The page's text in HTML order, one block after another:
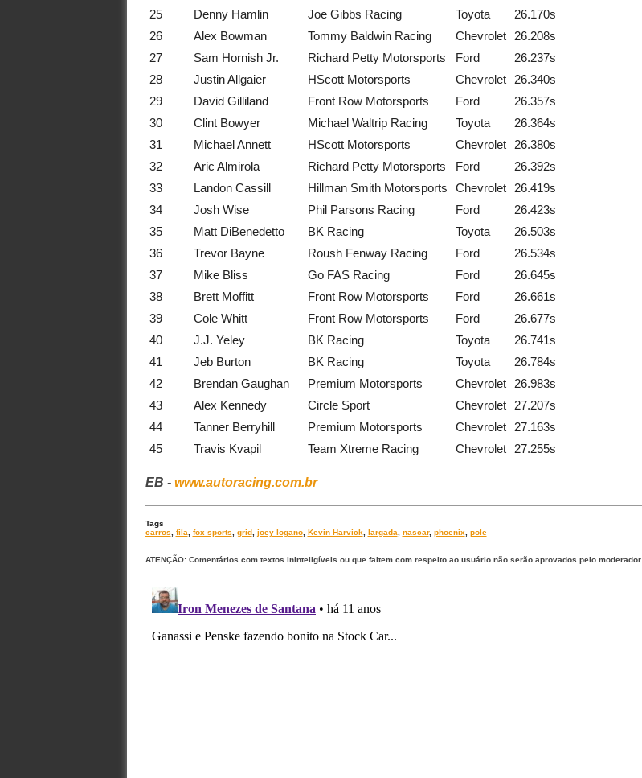
25
Denny Hamlin Joe Gibbs Racing Toyota
26.170s
26
Alex Bowman Tommy Baldwin Racing Chevrolet
26.208s
27
Sam Hornish Jr. Richard Petty Motorsports Ford
26.237s
28
Justin Allgaier HScott Motorsports Chevrolet
26.340s
29
David Gilliland Front Row Motorsports Ford
26.357s
30
Clint Bowyer Michael Waltrip Racing Toyota
26.364s
31
Michael Annett HScott Motorsports Chevrolet
26.380s
32
Aric Almirola Richard Petty Motorsports Ford
26.392s
33
Landon Cassill Hillman Smith Motorsports Chevrolet
26.419s
34
Josh Wise Phil Parsons Racing Ford
26.423s
35
Matt DiBenedetto BK Racing Toyota
26.503s
36
Trevor Bayne Roush Fenway Racing Ford
26.534s
37
Mike Bliss Go FAS Racing Ford
26.645s
38
Brett Moffitt Front Row Motorsports Ford
26.661s
39
Cole Whitt Front Row Motorsports Ford
26.677s
40
J.J. Yeley BK Racing Toyota
26.741s
41
Jeb Burton BK Racing Toyota
26.784s
42
Brendan Gaughan Premium Motorsports Chevrolet
26.983s
43
Alex Kennedy Circle Sport Chevrolet
27.207s
44
Tanner Berryhill Premium Motorsports Chevrolet
27.163s
45
Travis Kvapil Team Xtreme Racing Chevrolet 27.255s
EB - www.autoracing.com.br
Tags
carros
fila fox sports grid, joey logano, Kevin Harvick, largada nascar, phoenix pole
ATENÇÃO: Comentários com textos ininteligíveis ou que faltem com respeito ao usuário não serão aprovados pelo moderador.